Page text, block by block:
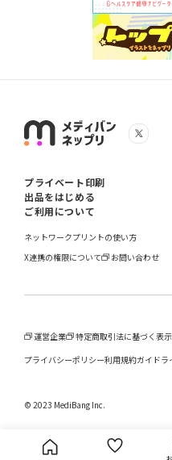
プライベート印刷
出品をはじめる
ご利用について
ネットワークプリントの使い方
X連携の権限について
お問い合わせ
運営企業
特定商取引法に基づく表示
プライバシーポリシー利用規約ガイドラ
© 2023 MediBang Inc.